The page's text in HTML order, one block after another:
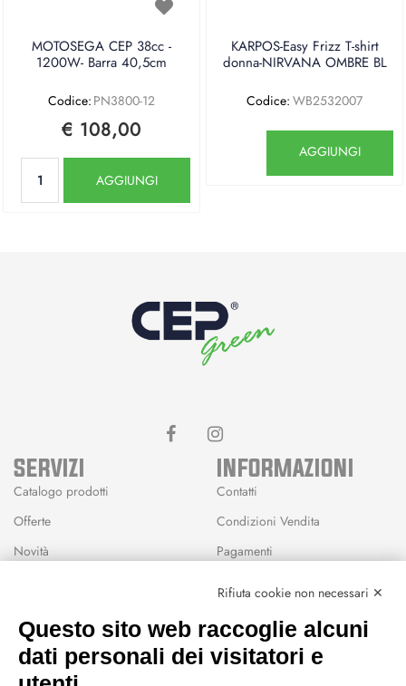
MOTOSEGA CEP 38cc -
1200W- Barra 40,5cm
Codice: PN3800-12
€ 108,00
AGGIUNGI
KARPOS-Easy Frizz T-shirt
donna-NIRVANA OMBRE BL
Codice: WB2532007
AGGIUNGI
SERVIZI
Catalogo prodotti
Offerte
Novità
Wishlist
INFORMAZIONI
Contatti
Condizioni Vendita
Pagamenti
CEP GREEN
Rifiuta cookie non necessari ✕
Questo sito web raccoglie alcuni
dati personali dei visitatori e